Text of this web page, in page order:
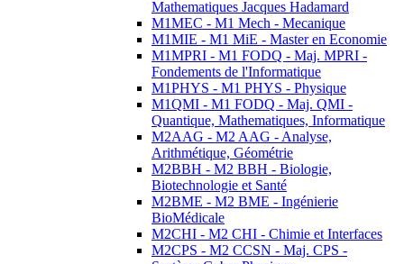
Mathematiques Jacques Hadamard
M1MEC - M1 Mech - Mecanique
M1MIE - M1 MiE - Master en Economie
M1MPRI - M1 FODQ - Maj. MPRI -
Fondements de l'Informatique
M1PHYS - M1 PHYS - Physique
M1QMI - M1 FODQ - Maj. QMI -
Quantique, Mathematiques, Informatique
M2AAG - M2 AAG - Analyse,
Arithmétique, Géométrie
M2BBH - M2 BBH - Biologie,
Biotechnologie et Santé
M2BME - M2 BME - Ingénierie
BioMédicale
M2CHI - M2 CHI - Chimie et Interfaces
M2CPS - M2 CCSN - Maj. CPS -